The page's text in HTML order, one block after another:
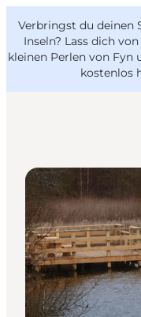
Verbringst du deinen
Inseln? Lass dich
kleinen Perlen von Fyn
kostenlos
Reise Ideen
Outdoor &
Essen &
VisitFyn
Deutsch
Angeln